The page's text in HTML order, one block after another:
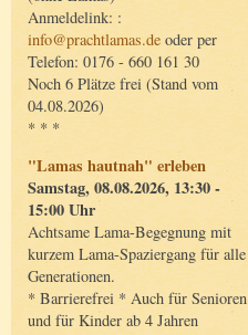
Anmeldelink: :
info@prachtlamas.de oder per
Telefon: 0176 - 660 161 30
Noch 6 Plätze frei (Stand vom
04.08.2026)
* * *
"Lamas hautnah" erleben
Samstag, 08.08.2026, 13:30 -
15:00 Uhr
Achtsame Lama-Begegnung mit
kurzem Lama-Spaziergang für alle
Generationen.
* Barrierefrei * Auch für Senioren
und für Kinder ab 4 Jahren